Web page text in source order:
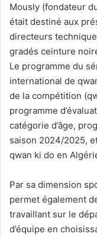
Mously (fondateur
était destiné aux
directeurs
gradés ceinture
Le programme du
international de
de la compétition
programme
catégorie d’âge,
saison 2024/2025,
qwan ki do en
Par sa dimension
permet également
travaillant sur le
d’équipe en